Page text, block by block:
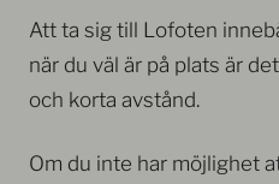
Att ta sig till Lofoten
när du väl är på plats är
och korta avstånd.
Om du inte har möjlighet